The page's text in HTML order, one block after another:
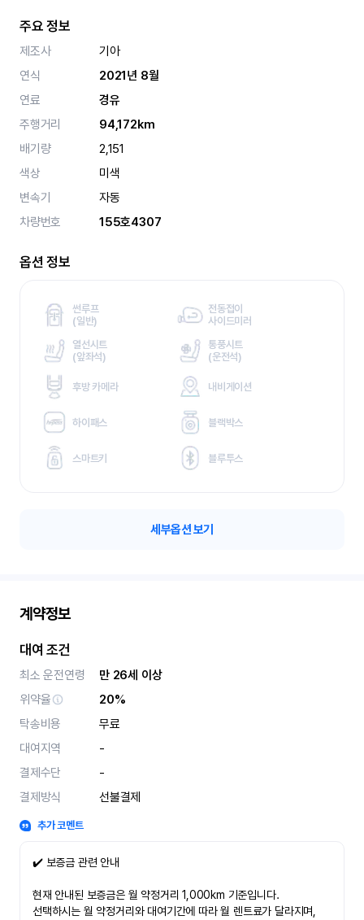
주요 정보
제조사
기아
연식
2021년 8월
연료
경유
주행거리
94,172km
배기량
2,151
색상
미색
변속기
자동
차량번호
155호4307
옵션 정보
썬루프
(일반)
전동접이
사이드미러
열선시트
(앞좌석)
통풍시트
(운전석)
후방 카메라 내비게이션
하이패스 블랙박스
스마트키 블루투스
세부옵션 보기
계약정보
대여 조건
최소 운전연령
만 26세 이상
위약율
20%
탁송비용
무료
대여지역
-
결제수단
-
결제방식
선불결제
추가 코멘트
✔️ 보증금 관련 안내
현재 안내된 보증금은 월 약정거리 1,000km 기준입니다.
선택하시는 월 약정거리와 대여기간에 따라 월 렌트료가 달라지며,